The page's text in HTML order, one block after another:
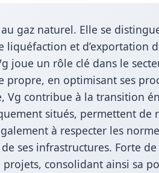
gaz naturel. Elle se
et d’exportation
joue un rôle clé dans le
propre, en optimisant ses
Vg contribue à la transition
situés, permettent de
à respecter les
ses infrastructures. Forte
consolidant ainsi sa